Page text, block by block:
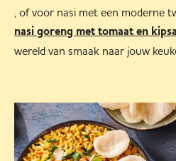
, of voor nasi met een moderne
nasi goreng met tomaat en
wereld van smaak naar jouw